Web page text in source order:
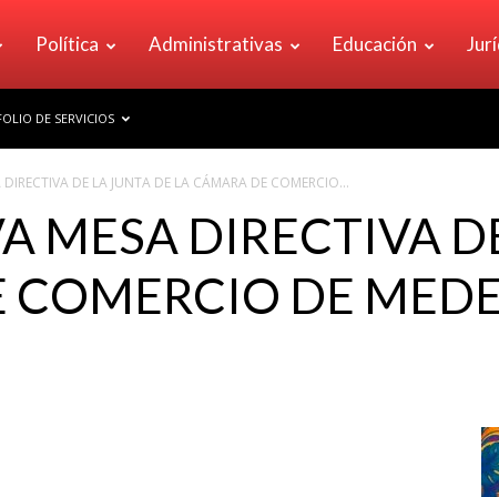
Política Administrativas Educación
DE SERVICIOS
DIRECTIVA DE LA JUNTA DE LA CÁMARA DE COMERCIO...
MESA DIRECTIVA
COMERCIO DE